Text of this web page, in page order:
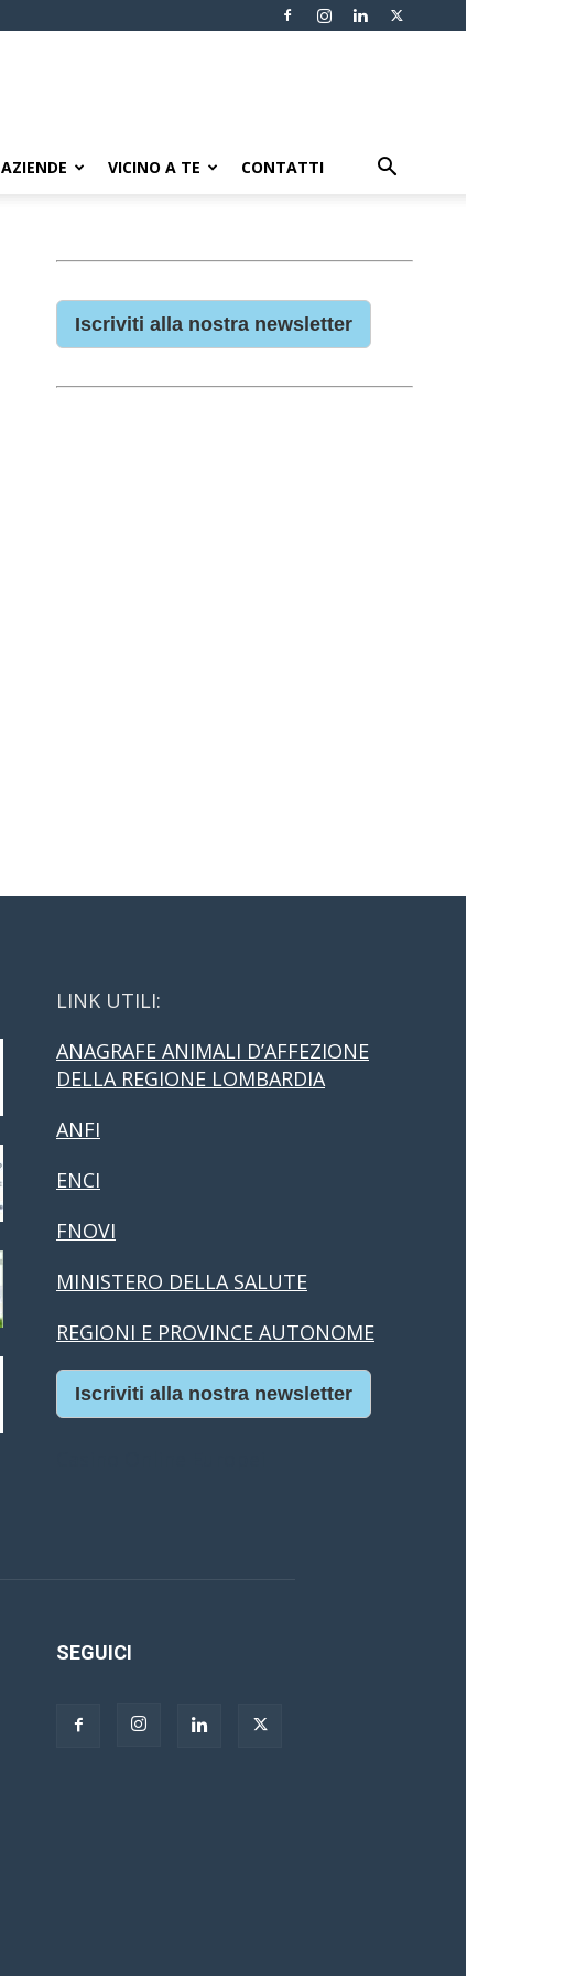
AZIENDE VICINO A TE CONTATTI
Iscriviti alla nostra newsletter
LINK UTILI:
ANAGRAFE ANIMALI D’AFFEZIONE
DELLA REGIONE LOMBARDIA
ANFI
ENCI
FNOVI
MINISTERO DELLA SALUTE
REGIONI E PROVINCE AUTONOME
Iscriviti alla nostra newsletter
SEGUICI